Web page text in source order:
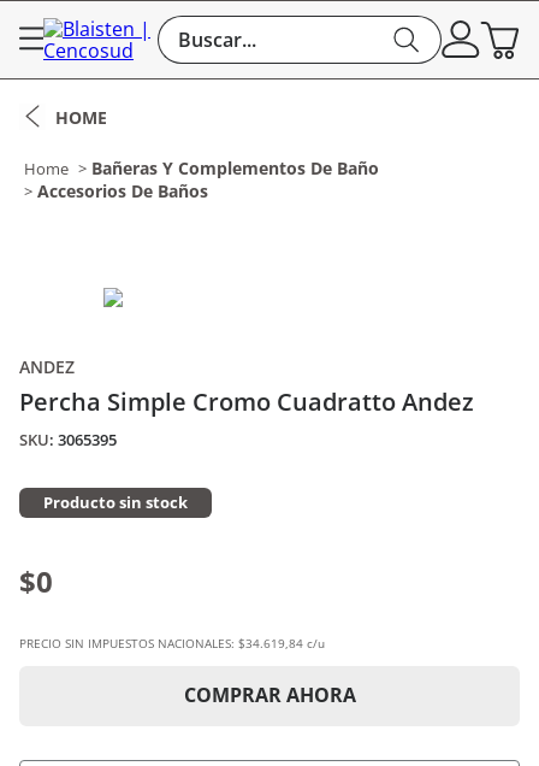
Buscar...
Bañeras Y Complementos De Baño
Accesorios De Baños
ANDEZ
Percha Simple Cromo Cuadratto Andez
: 3065395
Producto sin stock
$0
PRECIO SIN IMPUESTOS NACIONALES: $34.619,84 c/u
COMPRAR AHORA